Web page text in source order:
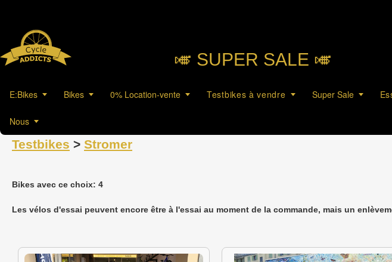
🎺︎ SUPER SALE 🎺︎
E:Bikes Bikes 0% Location-vente Testbikes à vendre Super Sale
Nous
Testbikes > Stromer
Bikes avec ce choix: 4
Les vélos d'essai peuvent encore être à l'essai au moment de la commande, mais un